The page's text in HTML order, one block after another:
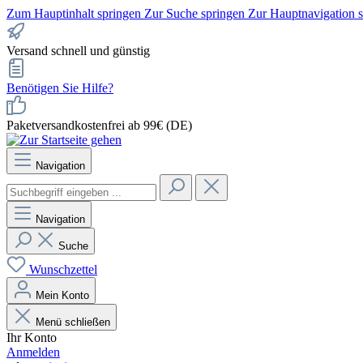
Zum Hauptinhalt springen Zur Suche springen Zur Hauptnavigation
Versand schnell und günstig
Benötigen Sie Hilfe?
Paketversandkostenfrei ab 99€ (DE)
Navigation
Navigation
Suche
Wunschzettel
Mein Konto
Menü schließen
Ihr Konto
Anmelden